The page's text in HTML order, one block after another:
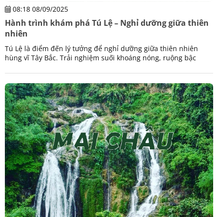
08:18 08/09/2025
Hành trình khám phá Tú Lệ – Nghỉ dưỡng giữa thiên
nhiên
Tú Lệ là điểm đến lý tưởng để nghỉ dưỡng giữa thiên nhiên
hùng vĩ Tây Bắc. Trải nghiệm suối khoáng nóng, ruộng bậc